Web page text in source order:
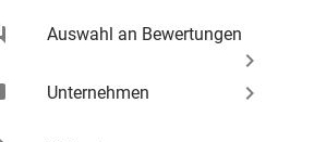
Auswahl an Bewertungen
keyboard_arrow_right
Unternehmen keyboard_arrow_right